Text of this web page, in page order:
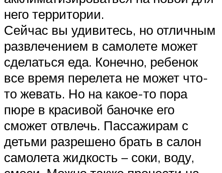
него территории.
Сейчас вы удивитесь, но отличным
развлечением в самолете может
сделаться еда. Конечно, ребенок
все время перелета не может что-
то жевать. Но на какое-то пора
пюре в красивой баночке его
сможет отвлечь. Пассажирам с
детьми разрешено брать в салон
самолета жидкость – соки, воду,